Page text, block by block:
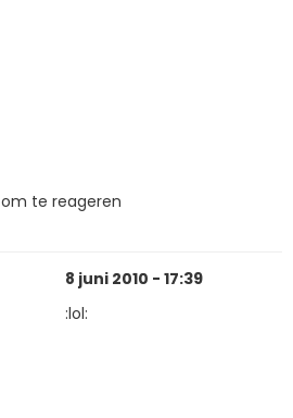
om te reageren
8 juni 2010 - 17:39
:lol: